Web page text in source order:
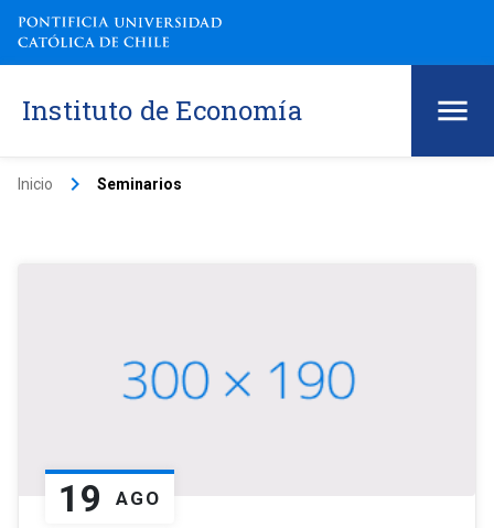
Instituto de Economía
Inicio keyboard_arrow_right Seminarios
19 AGO